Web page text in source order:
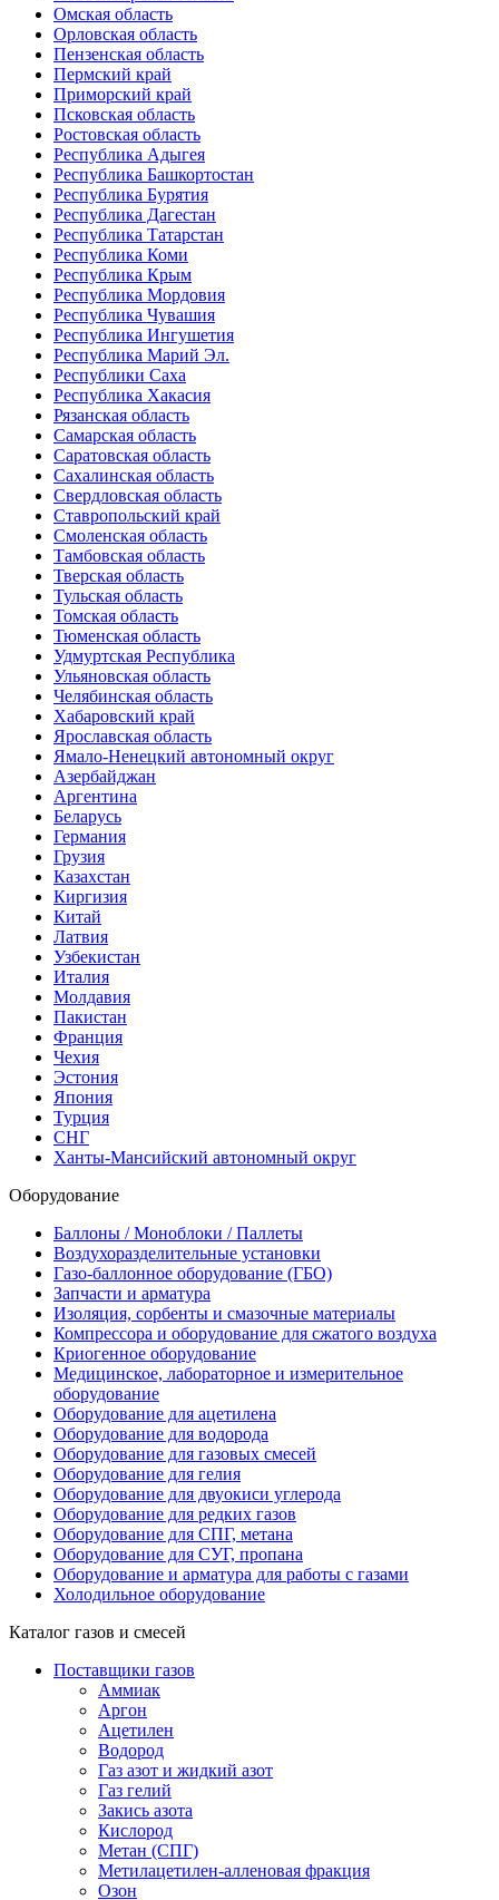
Омская область
Орловская область
Пензенская область
Пермский край
Приморский край
Псковская область
Ростовская область
Республика Адыгея
Республика Башкортостан
Республика Бурятия
Республика Дагестан
Республика Татарстан
Республика Коми
Республика Крым
Республика Мордовия
Республика Чувашия
Республика Ингушетия
Республика Марий Эл.
Республики Саха
Республика Хакасия
Рязанская область
Самарская область
Саратовская область
Сахалинская область
Свердловская область
Ставропольский край
Смоленская область
Тамбовская область
Тверская область
Тульская область
Томская область
Тюменская область
Удмуртская Республика
Ульяновская область
Челябинская область
Хабаровский край
Ярославская область
Ямало-Ненецкий автономный округ
Азербайджан
Аргентина
Беларусь
Германия
Грузия
Казахстан
Киргизия
Китай
Латвия
Узбекистан
Италия
Молдавия
Пакистан
Франция
Чехия
Эстония
Япония
Турция
СНГ
Ханты-Мансийский автономный округ
Оборудование
Баллоны / Моноблоки / Паллеты
Воздухоразделительные установки
Газо-баллонное оборудование (ГБО)
Запчасти и арматура
Изоляция, сорбенты и смазочные материалы
Компрессора и оборудование для сжатого воздуха
Криогенное оборудование
Медицинское, лабораторное и измерительное
оборудование
Оборудование для ацетилена
Оборудование для водорода
Оборудование для газовых смесей
Оборудование для гелия
Оборудование для двуокиси углерода
Оборудование для редких газов
Оборудование для СПГ, метана
Оборудование для СУГ, пропана
Оборудование и арматура для работы с газами
Холодильное оборудование
Каталог газов и смесей
Поставщики газов
Аммиак
Аргон
Ацетилен
Водород
Газ азот и жидкий азот
Газ гелий
Закись азота
Кислород
Метан (СПГ)
Метилацетилен-алленовая фракция
Озон